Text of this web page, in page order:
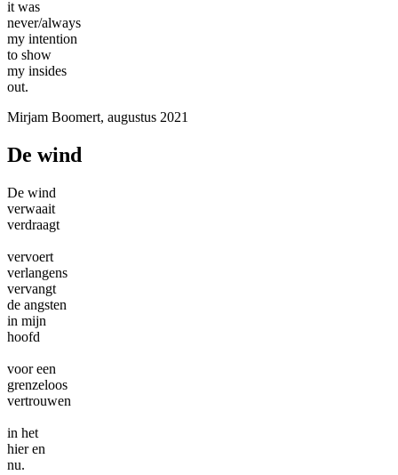
it was
never/always
my intention
to show
my insides
out.
Mirjam Boomert, augustus 2021
De wind
De wind
verwaait
verdraagt
vervoert
verlangens
vervangt
de angsten
in mijn
hoofd
voor een
grenzeloos
vertrouwen
in het
hier en
nu.